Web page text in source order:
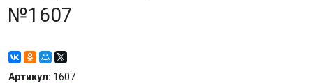
№1607
Артикул: 1607